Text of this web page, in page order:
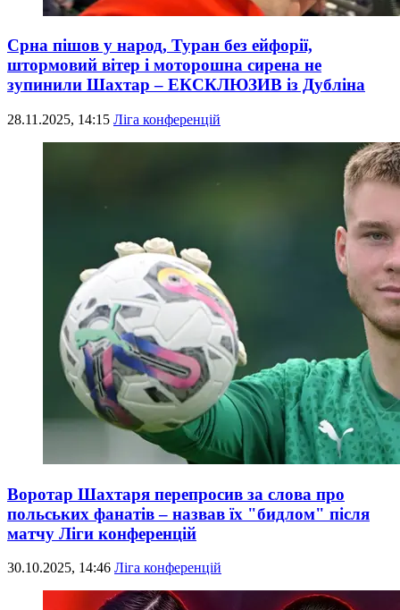
Срна пішов у народ, Туран без ейфорії,
штормовий вітер і моторошна сирена не
зупинили Шахтар – ЕКСКЛЮЗИВ із Дубліна
28.11.2025, 14:15 Ліга конференцій
Воротар Шахтаря перепросив за слова про
польських фанатів – назвав їх "бидлом" після
матчу Ліги конференцій
30.10.2025, 14:46 Ліга конференцій